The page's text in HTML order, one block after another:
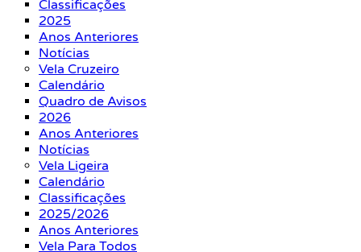
Classificações
2025
Anos Anteriores
Notícias
Vela Cruzeiro
Calendário
Quadro de Avisos
2026
Anos Anteriores
Notícias
Vela Ligeira
Calendário
Classificações
2025/2026
Anos Anteriores
Vela Para Todos